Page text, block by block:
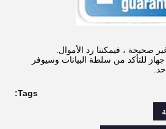
صحيحة ، فيمكننا رد الأموال.
للتأكد من سلطة البيانات وسيوفر
Tags: